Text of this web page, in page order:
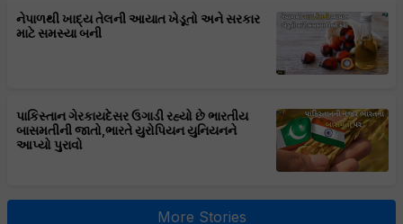
નેપાળથી ખાદ્ય તેલની આયાત ખેડૂતો અને સરકાર
માટે સમસ્યા બની
પાકિસ્તાન ગેરકાયદેસર ઉગાડી રહ્યો છે ભારતીય
બાસમતીની જાતો,ભારતે યુરોપિયન યુનિયનને
આપ્યો પુરાવો
More Stories